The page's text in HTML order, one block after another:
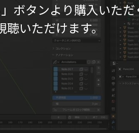
ボタンより購入いただ
聴いただけます。